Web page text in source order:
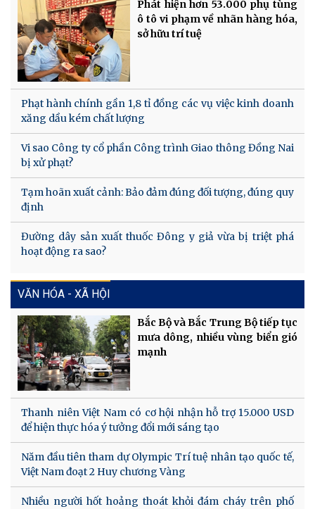
Phát hiện hơn 53.000 phụ tùng
ô tô vi phạm về nhãn hàng hóa,
sở hữu trí tuệ
Phạt hành chính gần 1,8 tỉ đồng các vụ việc kinh doanh
xăng dầu kém chất lượng
Vi sao Công ty cổ phần Công trình Giao thông Đồng Nai
bị xử phạt?
Tạm hoãn xuất cảnh: Bảo đảm đúng đối tượng, đúng quy
định
Đường dây sản xuất thuốc Đông y giả vừa bị triệt phá
hoạt động ra sao?
VĂN HÓA - XÃ HỘI
Bắc Bộ và Bắc Trung Bộ tiếp tục
mưa dông, nhiều vùng biển gió
mạnh
Thanh niên Việt Nam có cơ hội nhận hỗ trợ 15.000 USD
để hiện thực hóa ý tưởng đổi mới sáng tạo
Năm đầu tiên tham dự Olympic Trí tuệ nhân tạo quốc tế,
Việt Nam đoạt 2 Huy chương Vàng
Nhiều người hốt hoảng thoát khỏi đám cháy trên phố